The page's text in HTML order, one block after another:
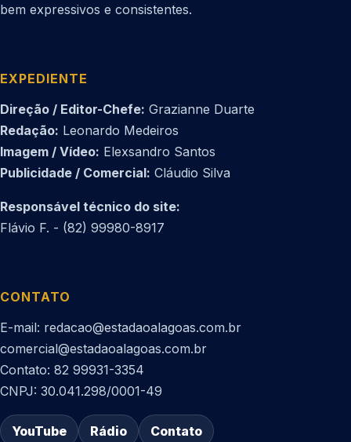
bem expressivos e consistentes.
EXPEDIENTE
Direção / Editor-Chefe: Grazianne Duarte
Redação: Leonardo Medeiros
Imagem / Vídeo: Elexsandro Santos
Publicidade / Comercial: Cláudio Silva
Responsável técnico do site:
Flávio F. - (82) 99980-8917
CONTATO
E-mail: redacao@estadaoalagoas.com.br
comercial@estadaoalagoas.com.br
Contato: 82 99931-3354
CNPJ: 30.041.298/0001-49
YouTube Rádio Contato